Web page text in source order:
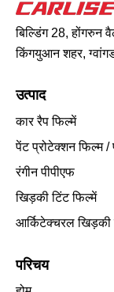
बिल्डिंग 28, होंगरुन
किंगयुआन शहर,
उत्पाद
कार रैप फिल्में
पेंट प्रोटेक्शन फिल्म /
रंगीन पीपीएफ
खिड़की टिंट फिल्में
आर्किटेक्चरल खिड़की
परिचय